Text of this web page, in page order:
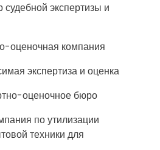
экспертизы и
оценочная компания
экспертиза и оценка
оценочное бюро
по утилизации
техники для